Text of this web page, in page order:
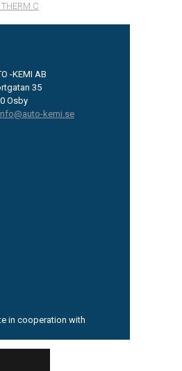
C
-KEMI AB
35
Osby
kemi.se
in cooperation with